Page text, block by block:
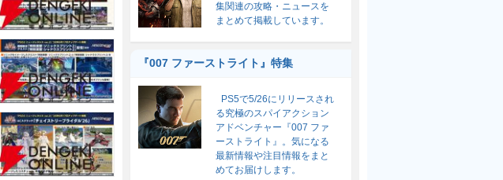
集関連の攻略・ニュースを
まとめて掲載しています。
『007 ファーストライト』特集
PS5で5/26にリリースされ
る究極のスパイアクション
アドベンチャー『007 ファ
ーストライト』。気になる
最新情報や注目情報をまと
めてお届けします。